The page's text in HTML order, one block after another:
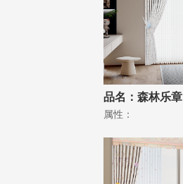
品名：森林乐章
属性：